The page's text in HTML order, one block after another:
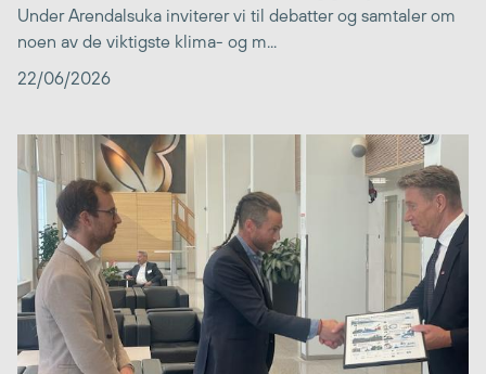
Under Arendalsuka inviterer vi til debatter og samtaler om
noen av de viktigste klima- og m...
22/06/2026